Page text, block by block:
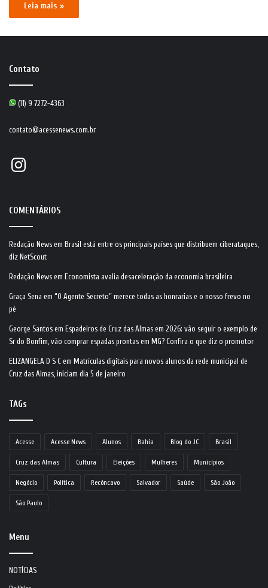
Leia mais »
Contato
(11) 9 7272-4363
contato@acessenews.com.br
Instagram
COMENTÁRIOS
Redação News em Brasil está entre os principais países que distribuem ciberataques,
diz NetScout
Redação News em Economista avalia desaceleração da economia brasileira
Graça Sena em “O Agente Secreto” merece todas as honrarias e o nosso frevo no
pé
George Santos em Espadeiros de Cruz das Almas em 2026: vão seguir o exemplo de
Sr do Bonfim, vão comprar espadas prontas em MG? Confira o que diz o promotor
ELIZANGELA D S C em Matrículas digitais para novos alunos da rede municipal de
Cruz das Almas, iniciam dia 5 de janeiro
TAGs
Acesse Acesse News Alunos Bahia Blog do JC Brasil
Cruz das Almas Cultura Eleições Mulheres Municípios
Negócio Política Recôncavo Salvador Saúde São João
São Paulo
Menu
NOTÍCIAS